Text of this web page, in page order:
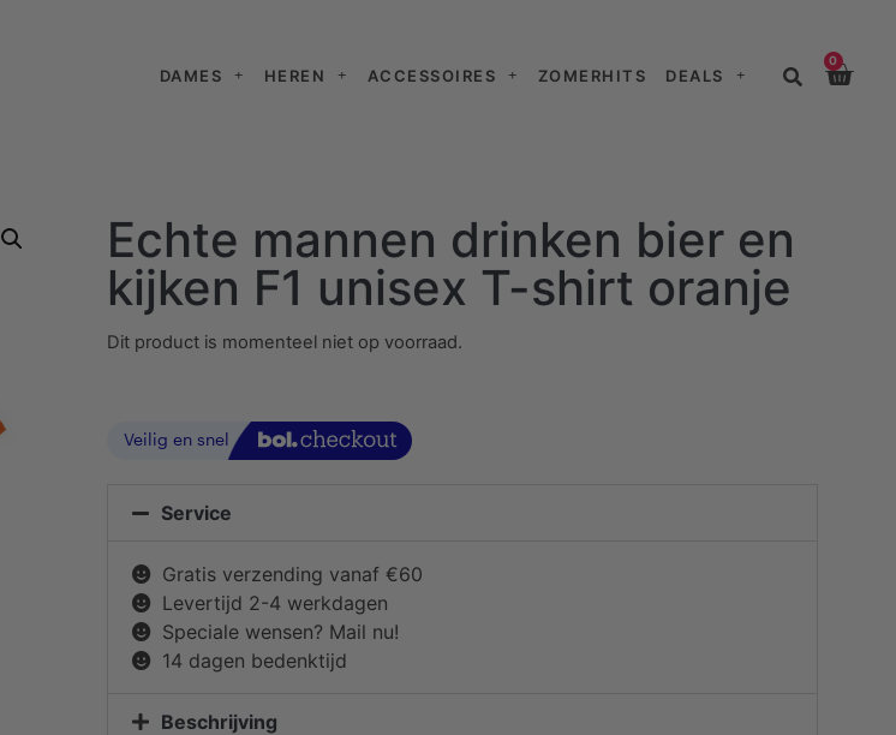
DAMES HEREN ACCESSOIRES ZOMERHITS DEALS
0
Echte mannen drinken bier en
kijken F1 unisex T-shirt oranje
Dit product is momenteel niet op voorraad.
Service
Gratis verzending vanaf €60
Levertijd 2-4 werkdagen
Speciale wensen? Mail nu!
14 dagen bedenktijd
Beschrijving